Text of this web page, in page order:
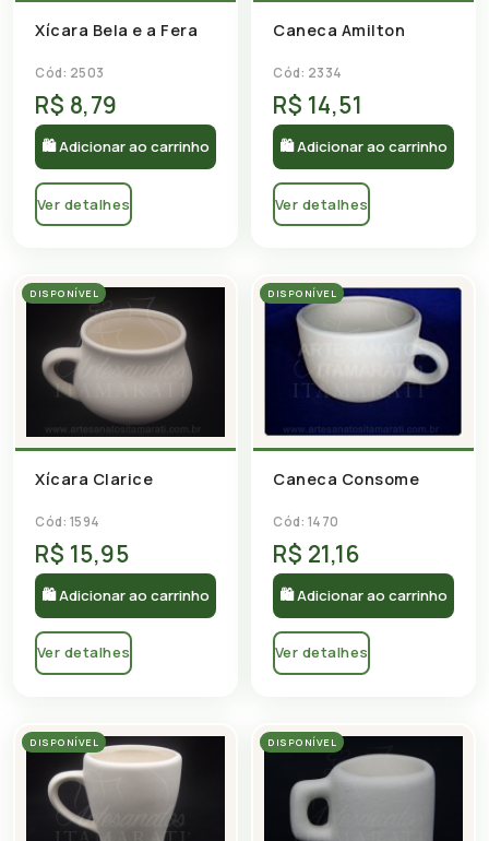
Xícara Bela e a Fera
Cód: 2503
R$ 8,79
🛍 Adicionar ao carrinho
Ver detalhes
Caneca Amilton
Cód: 2334
R$ 14,51
🛍 Adicionar ao carrinho
Ver detalhes
DISPONÍVEL
Xícara Clarice
Cód: 1594
R$ 15,95
🛍 Adicionar ao carrinho
Ver detalhes
DISPONÍVEL
Caneca Consome
Cód: 1470
R$ 21,16
🛍 Adicionar ao carrinho
Ver detalhes
DISPONÍVEL DISPONÍVEL